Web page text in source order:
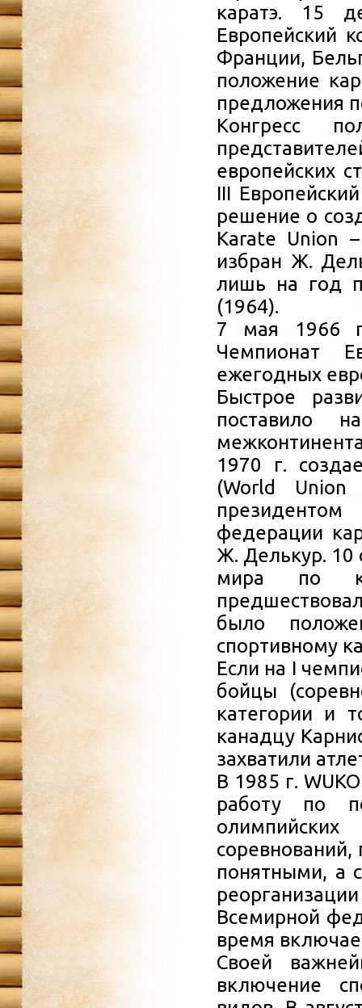
каратэ. 15
Европейский
Франции,
положение
предложения
Конгресс
европейских
III
решение о
Karate Union
избран Ж.
лишь на год
(1964).
7 мая 1966
Чемпионат
ежегодных
Быстрое
поставило
1970 г.
(World
федерации
Ж. Делькур. 10
мира по
было
спортивному
Если на I
бойцы
категории и
канадцу
захватили
В 1985 г.
работу по
понятными, а
Всемирной
время
Своей
включение